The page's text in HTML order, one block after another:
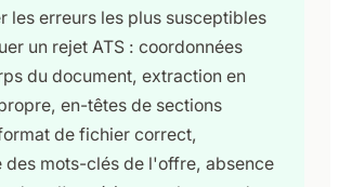
les erreurs les plus susceptibles
un rejet ATS : coordonnées
du document, extraction en
en-têtes de sections
de fichier correct,
des mots-clés de l'offre, absence